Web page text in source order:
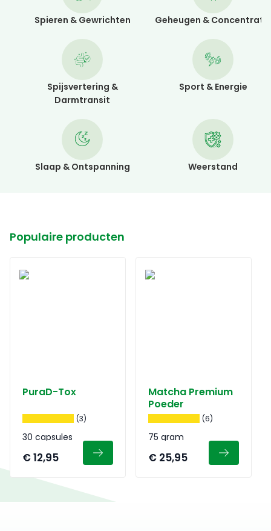
Spieren & Gewrichten Geheugen & Concentratie
Spijsvertering &
Darmtransit
Sport & Energie
Slaap & Ontspanning Weerstand
Populaire producten
PuraD-Tox
(3)
30 capsules
€ 12,95
Matcha Premium
Poeder
(6)
75 gram
€ 25,95